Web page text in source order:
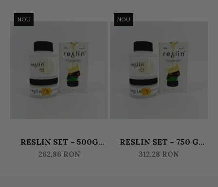
NOU
RESLIN SET – 500G
ULEI & 250G
ACTIVATOR
262,86 RON
NOU
RESLIN SET – 750 G
ULEI & 375 G
ACTIVATOR
312,28 RON